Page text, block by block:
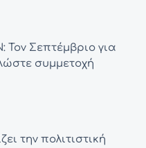
Σεπτέμβριο για
συμμετοχή
την πολιτιστική